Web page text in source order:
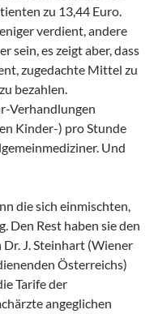
zu 13,44 Euro.
verdient, andere
sein, es zeigt aber, dass
zugedachte Mittel zu
bezahlen.
Verhandlungen
Kinder-) pro Stunde
Und
die sich einmischten,
Den Rest haben sie den
J. Steinhart (Wiener
Österreichs)
Tarife der
angeglichen